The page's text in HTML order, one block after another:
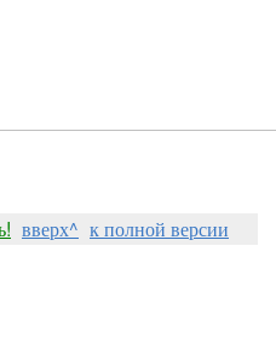
вверх^ к полной версии